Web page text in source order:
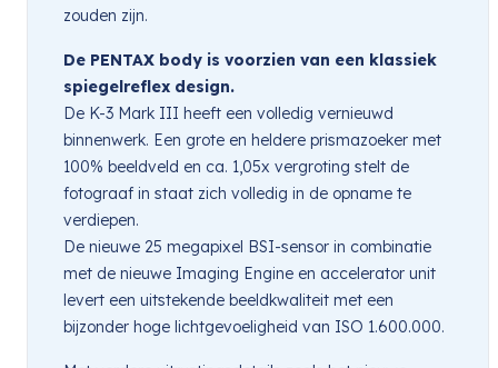
zouden zijn.
De PENTAX body is voorzien van een klassiek
spiegelreflex design.
De K-3 Mark III heeft een volledig vernieuwd
binnenwerk. Een grote en heldere prismazoeker met
100% beeldveld en ca. 1,05x vergroting stelt de
fotograaf in staat zich volledig in de opname te
verdiepen.
De nieuwe 25 megapixel BSI-sensor in combinatie
met de nieuwe Imaging Engine en accelerator unit
levert een uitstekende beeldkwaliteit met een
bijzonder hoge lichtgevoeligheid van ISO 1.600.000.